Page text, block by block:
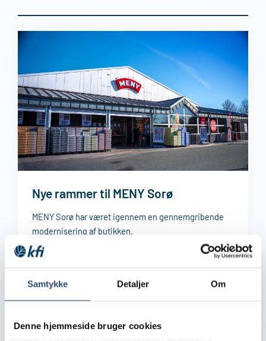
Samtykke Detaljer Om
Denne hjemmeside bruger cookies
FRA BUTIKKEN
Nye rammer til MENY Sorø
6. juli 2026
MENY Sorø har været igennem en gennemgribende
modernisering af butikken.
I 2024 overtog Mathias Neumann Vedel butikken og